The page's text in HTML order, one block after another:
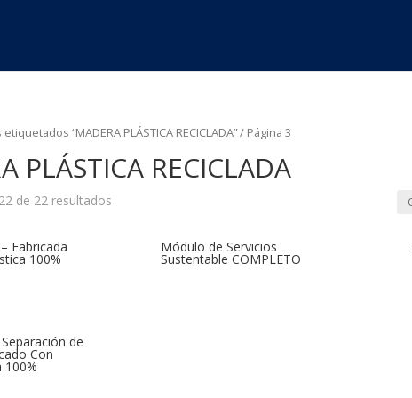
“MADERA PLÁSTICA RECICLADA”/ Página 3
PLÁSTICA RECICLADA
de 22 resultados
Fabricada
100%
Módulo de Servicios
Sustentable COMPLETO
de
Con
100%